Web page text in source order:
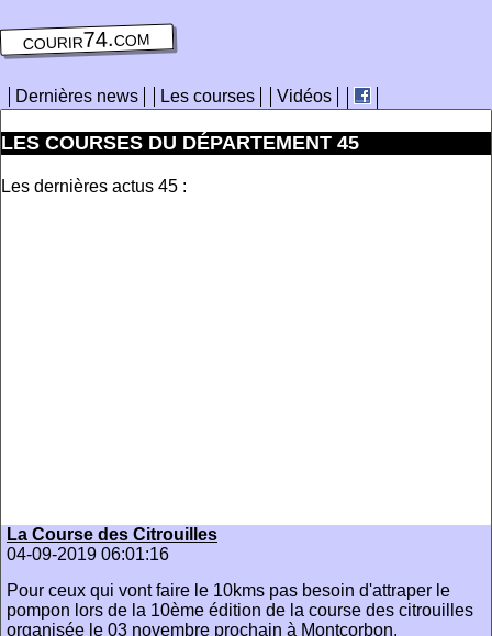
courir74.com
Dernières news Les courses Vidéos
LES COURSES DU DÉPARTEMENT 45
Les dernières actus 45 :
La Course des Citrouilles
04-09-2019 06:01:16
Pour ceux qui vont faire le 10kms pas besoin d'attraper le
pompon lors de la 10ème édition de la course des citrouilles
organisée le 03 novembre prochain à Montcorbon.